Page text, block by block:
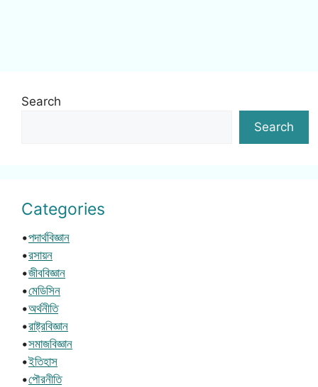
Search
Search
Categories
•পদার্থবিজ্ঞান
•রসায়ন
•জীববিজ্ঞান
•মেডিসিন
•অর্থনীতি
•রাষ্ট্রবিজ্ঞান
•সমাজবিজ্ঞান
•ইতিহাস
•পৌরনীতি